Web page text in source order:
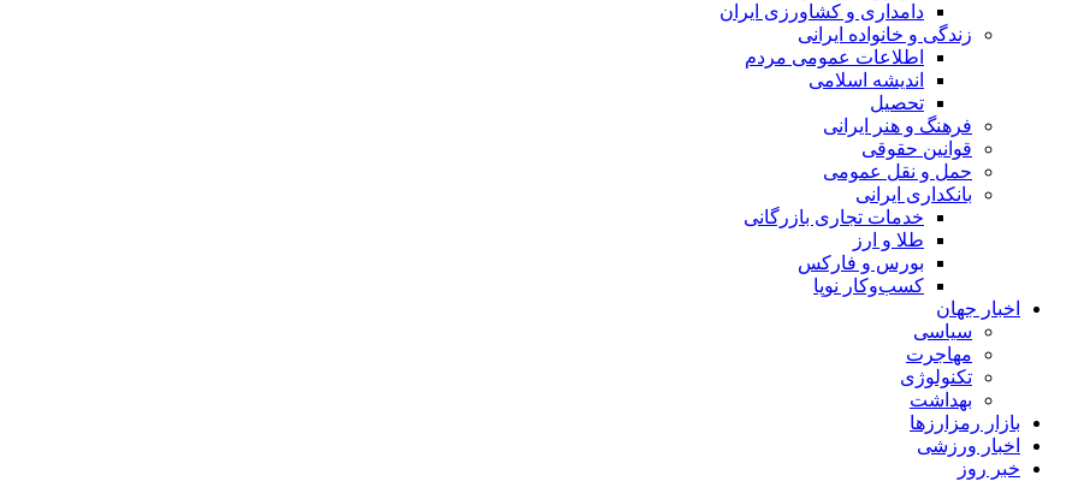
دامداری و کشاورزی ایران
زندگی و خانواده ایرانی
اطلاعات عمومی مردم
اندیشه اسلامی
تحصیل
فرهنگ و هنر ایرانی
قوانین حقوقی
حمل و نقل عمومی
بانکداری ایرانی
خدمات تجاری بازرگانی
طلا و ارز
بورس و فارکس
کسب‌وکار نوپا
اخبار جهان
سیاسی
مهاجرت
تکنولوژی
بهداشت
بازار رمزارزها
اخبار ورزشی
خبر روز